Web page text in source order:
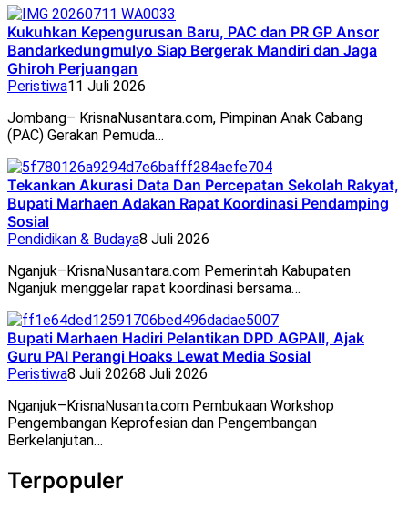
Kukuhkan Kepengurusan Baru, PAC dan PR GP Ansor
Bandarkedungmulyo Siap Bergerak Mandiri dan Jaga
Ghiroh Perjuangan
Peristiwa11 Juli 2026
Jombang– KrisnaNusantara.com, Pimpinan Anak Cabang
(PAC) Gerakan Pemuda…
Tekankan Akurasi Data Dan Percepatan Sekolah Rakyat,
Bupati Marhaen Adakan Rapat Koordinasi Pendamping
Sosial
Pendidikan & Budaya8 Juli 2026
Nganjuk–KrisnaNusantara.com Pemerintah Kabupaten
Nganjuk menggelar rapat koordinasi bersama…
Bupati Marhaen Hadiri Pelantikan DPD AGPAII, Ajak
Guru PAI Perangi Hoaks Lewat Media Sosial
Peristiwa8 Juli 20268 Juli 2026
Nganjuk–KrisnaNusanta.com Pembukaan Workshop
Pengembangan Keprofesian dan Pengembangan
Berkelanjutan…
Terpopuler